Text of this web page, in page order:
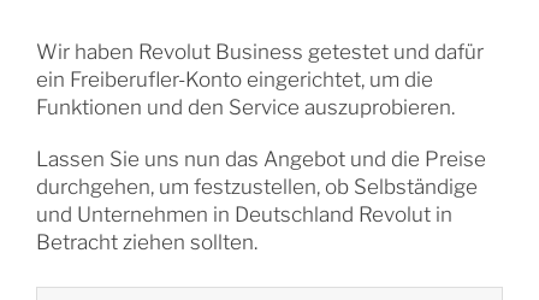
Wir haben Revolut Business getestet und dafür
ein Freiberufler-Konto eingerichtet, um die
Funktionen und den Service auszuprobieren.
Lassen Sie uns nun das Angebot und die Preise
durchgehen, um festzustellen, ob Selbständige
und Unternehmen in Deutschland Revolut in
Betracht ziehen sollten.